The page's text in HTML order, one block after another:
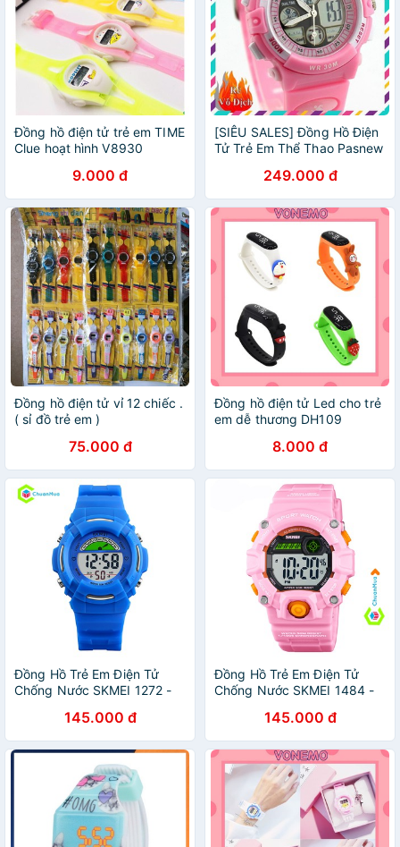
Đồng hồ điện tử trẻ em TIME
Clue hoạt hình V8930
9.000 đ
[SIÊU SALES] Đồng Hồ Điện
Tử Trẻ Em Thể Thao Pasnew
249.000 đ
Đồng hồ điện tử vỉ 12 chiếc .
( sỉ đồ trẻ em )
75.000 đ
Đồng hồ điện tử Led cho trẻ
em dễ thương DH109
8.000 đ
Đồng Hồ Trẻ Em Điện Tử
Chống Nước SKMEI 1272 -
145.000 đ
Đồng Hồ Trẻ Em Điện Tử
Chống Nước SKMEI 1484 -
145.000 đ